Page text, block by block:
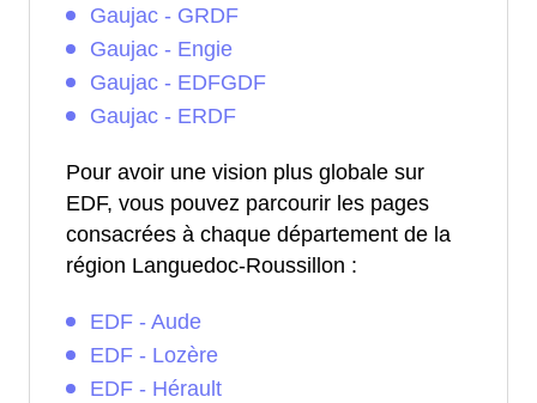
Gaujac - GRDF
Gaujac - Engie
Gaujac - EDFGDF
Gaujac - ERDF
Pour avoir une vision plus globale sur
EDF, vous pouvez parcourir les pages
consacrées à chaque département de la
région Languedoc-Roussillon :
EDF - Aude
EDF - Lozère
EDF - Hérault